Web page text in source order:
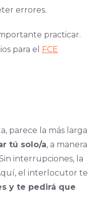
errores.
practicar.
para el FCE
parece la más larga
tú solo/a, a manera
interrupciones, la
el interlocutor te
y te pedirá que